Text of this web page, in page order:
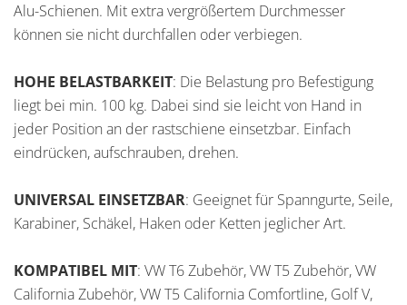
Alu-Schienen. Mit extra vergrößertem Durchmesser
können sie nicht durchfallen oder verbiegen.
HOHE BELASTBARKEIT: Die Belastung pro Befestigung
liegt bei min. 100 kg. Dabei sind sie leicht von Hand in
jeder Position an der rastschiene einsetzbar. Einfach
eindrücken, aufschrauben, drehen.
UNIVERSAL EINSETZBAR: Geeignet für Spanngurte, Seile,
Karabiner, Schäkel, Haken oder Ketten jeglicher Art.
KOMPATIBEL MIT: VW T6 Zubehör, VW T5 Zubehör, VW
California Zubehör, VW T5 California Comfortline, Golf V,